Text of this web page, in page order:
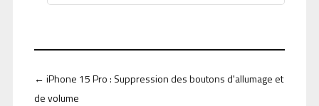
← iPhone 15 Pro : Suppression des boutons d'allumage et
de volume